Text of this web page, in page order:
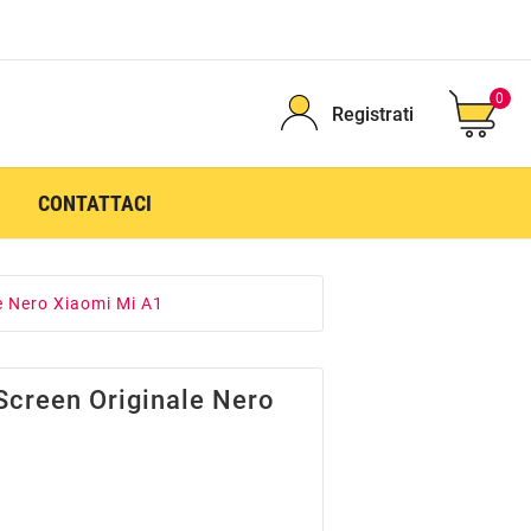
Registrati
0
CONTATTACI
Nero Xiaomi Mi A1
Originale Nero